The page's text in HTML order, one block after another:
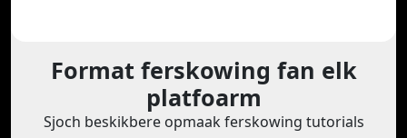
Format ferskowing fan elk
platfoarm
Sjoch beskikbere opmaak ferskowing tutorials